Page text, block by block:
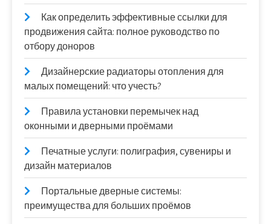
Как определить эффективные ссылки для
продвижения сайта: полное руководство по
отбору доноров
Дизайнерские радиаторы отопления для
малых помещений: что учесть?
Правила установки перемычек над
оконными и дверными проёмами
Печатные услуги: полиграфия, сувениры и
дизайн материалов
Портальные дверные системы:
преимущества для больших проёмов